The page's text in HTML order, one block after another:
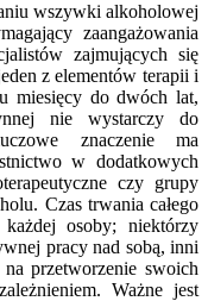
wszywki alkoholowej
zaangażowania
zajmujących się
z elementów terapii i
miesięcy do dwóch lat,
nie wystarczy do
znaczenie ma
w dodatkowych
czy grupy
Czas trwania całego
osoby; niektórzy
pracy nad sobą, inni
przetworzenie swoich
Ważne jest